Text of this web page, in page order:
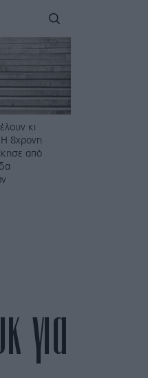
κι
8χρονη
από
για